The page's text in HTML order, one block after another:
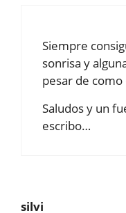
Siempre
sonrisa y
pesar de como
Saludos y un
escribo…
silvi